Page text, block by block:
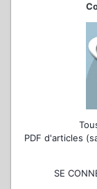
PDF d'articles
SE